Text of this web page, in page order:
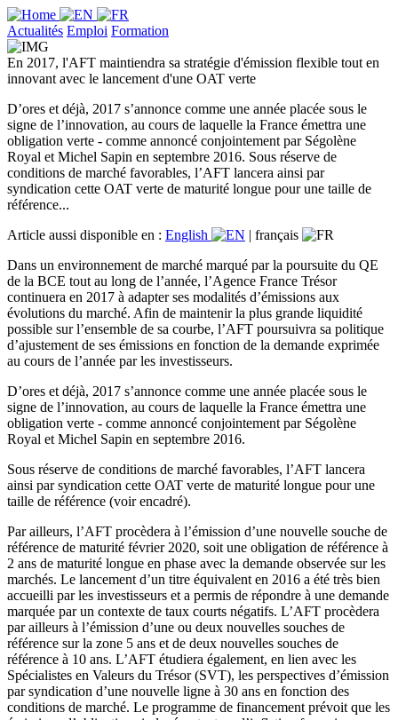
Actualités Emploi Formation
En 2017, l'AFT maintiendra sa stratégie d'émission flexible tout en
innovant avec le lancement d'une OAT verte
D’ores et déjà, 2017 s’annonce comme une année placée sous le
signe de l’innovation, au cours de laquelle la France émettra une
obligation verte - comme annoncé conjointement par Ségolène
Royal et Michel Sapin en septembre 2016. Sous réserve de
conditions de marché favorables, l’AFT lancera ainsi par
syndication cette OAT verte de maturité longue pour une taille de
référence...
Article aussi disponible en : English | français
Dans un environnement de marché marqué par la poursuite du QE
de la BCE tout au long de l’année, l’Agence France Trésor
continuera en 2017 à adapter ses modalités d’émissions aux
évolutions du marché. Afin de maintenir la plus grande liquidité
possible sur l’ensemble de sa courbe, l’AFT poursuivra sa politique
d’ajustement de ses émissions en fonction de la demande exprimée
au cours de l’année par les investisseurs.
D’ores et déjà, 2017 s’annonce comme une année placée sous le
signe de l’innovation, au cours de laquelle la France émettra une
obligation verte - comme annoncé conjointement par Ségolène
Royal et Michel Sapin en septembre 2016.
Sous réserve de conditions de marché favorables, l’AFT lancera
ainsi par syndication cette OAT verte de maturité longue pour une
taille de référence (voir encadré).
Par ailleurs, l’AFT procèdera à l’émission d’une nouvelle souche de
référence de maturité février 2020, soit une obligation de référence à
2 ans de maturité longue en phase avec la demande observée sur les
marchés. Le lancement d’un titre équivalent en 2016 a été très bien
accueilli par les investisseurs et a permis de répondre à une demande
marquée par un contexte de taux courts négatifs. L’AFT procèdera
par ailleurs à l’émission d’une ou deux nouvelles souches de
référence sur la zone 5 ans et de deux nouvelles souches de
référence à 10 ans. L’AFT étudiera également, en lien avec les
Spécialistes en Valeurs du Trésor (SVT), les perspectives d’émission
par syndication d’une nouvelle ligne à 30 ans en fonction des
conditions de marché. Le programme de financement prévoit que les